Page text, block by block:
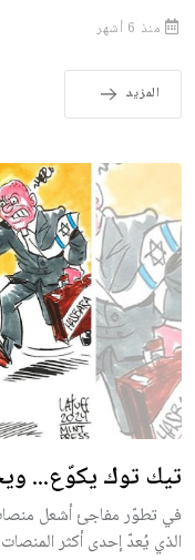
منذ 6 أشهر
المزيد
تيك توك يكوّع...
في تطوّر مفاجئ أشعل
الذي يُعدّ إحدى أكثر